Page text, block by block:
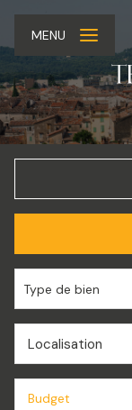
MENU
De l'immo pro
Type de bien
Localisation
Budget